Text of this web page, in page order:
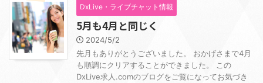
DxLive・ライブチャット情報
5月も4月と同じく
2024/5/2
先月もありがとうございました。 おかげさまで4月
も順調にクリアすることができました。 この
DxLive求人.comのブログをご覧になってお気づき